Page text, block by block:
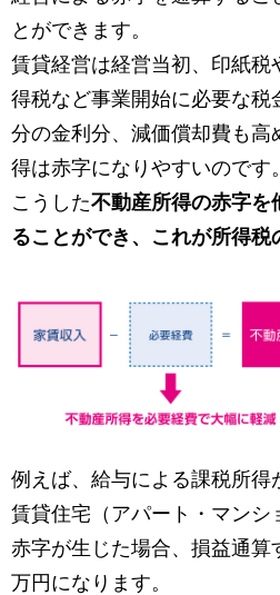
とができます。
賃貸経営は経営当初、印紙税
得税など事業開始に必要な税
分の金利分、減価償却費も高
得は赤字になりやすいのです。
こうした不動産所得の赤字を
ることができ、これが所得税
例えば、給与による課税所得
賃貸住宅（アパート・マンシ
赤字が生じた場合、損益通算
万円になります。